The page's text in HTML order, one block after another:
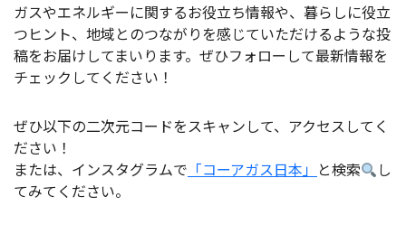
ガスやエネルギーに関するお役立ち情報や、暮らしに役立
つヒント、地域とのつながりを感じていただけるような投
稿をお届けしてまいります。ぜひフォローして最新情報を
チェックしてください！
ぜひ以下の二次元コードをスキャンして、アクセスしてく
ださい！
または、インスタグラムで 「コーアガス日本」 と検索
し
てみてください。